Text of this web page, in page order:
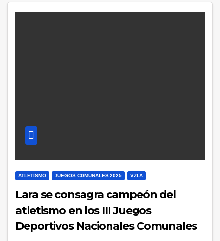
ATLETISMO JUEGOS COMUNALES 2025 VZLA
Lara se consagra campeón del
atletismo en los III Juegos
Deportivos Nacionales Comunales